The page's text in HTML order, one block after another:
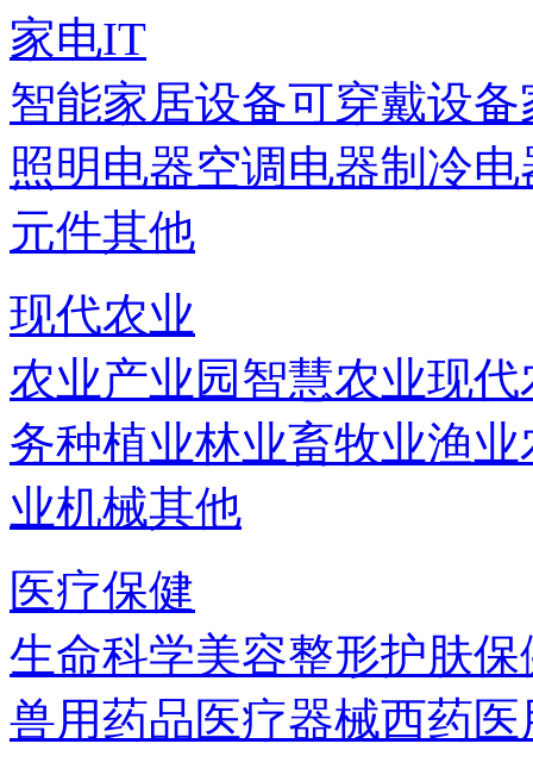
家电IT
智能家居设备可穿戴设备
照明电器空调电器制冷电
元件其他
现代农业
农业产业园智慧农业现代
务种植业林业畜牧业渔业
业机械其他
医疗保健
生命科学美容整形护肤保
兽用药品医疗器械西药